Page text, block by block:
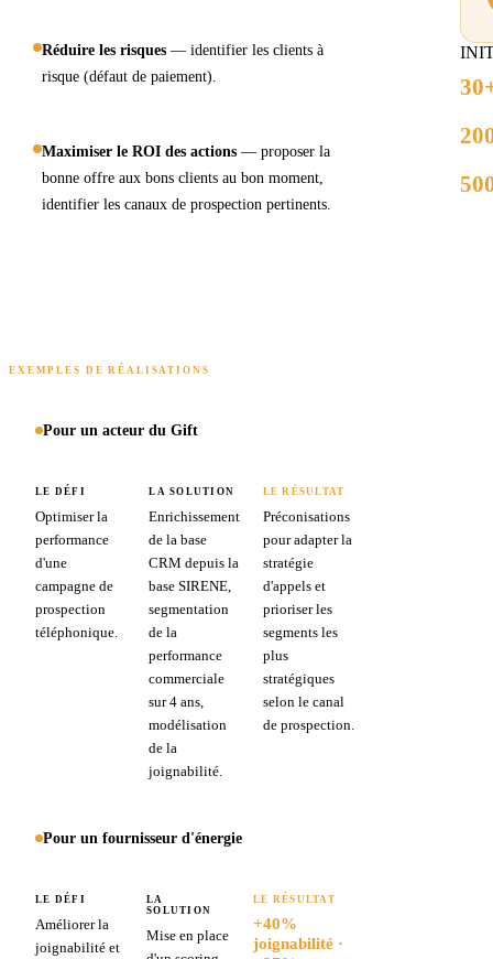
Réduire les risques — identifier les clients à
risque (défaut de paiement).
Maximiser le ROI des actions — proposer la
bonne offre aux bons clients au bon moment,
identifier les canaux de prospection pertinents.
EXEMPLES DE RÉALISATIONS
Pour un acteur du Gift
LE DÉFI
Optimiser la
performance
d'une
campagne de
prospection
téléphonique.
LA SOLUTION
Enrichissement
de la base
CRM depuis la
base SIRENE,
segmentation
de la
performance
commerciale
sur 4 ans,
modélisation
de la
joignabilité.
LE RÉSULTAT
Préconisations
pour adapter la
stratégie
d'appels et
prioriser les
segments les
plus
stratégiques
selon le canal
de prospection.
Pour un fournisseur d'énergie
LE DÉFI
Améliorer la
joignabilité et
LA
SOLUTION
Mise en place
LE RÉSULTAT
+40%
joignabilité ·